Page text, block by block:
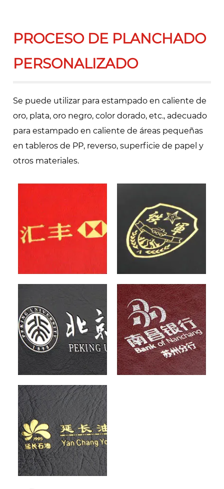
PROCESO DE PLANCHADO
PERSONALIZADO
Se puede utilizar para estampado en caliente de
oro, plata, oro negro, color dorado, etc., adecuado
para estampado en caliente de áreas pequeñas
en tableros de PP, reverso, superficie de papel y
otros materiales.